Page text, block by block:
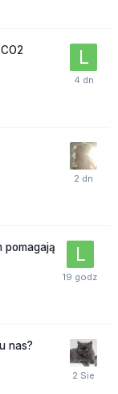
pomagają
nas?